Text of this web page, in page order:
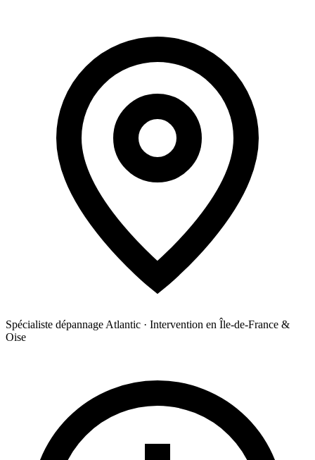
Spécialiste dépannage Atlantic · Intervention en Île-de-France &
Oise